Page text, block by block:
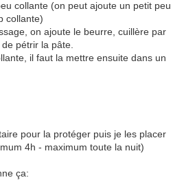
collante (on peut ajoute un petit peu
collante)
on ajoute le beurre, cuillère par
pétrir la pâte.
il faut la mettre ensuite dans un
pour la protéger puis je les placer
4h - maximum toute la nuit)
ça: